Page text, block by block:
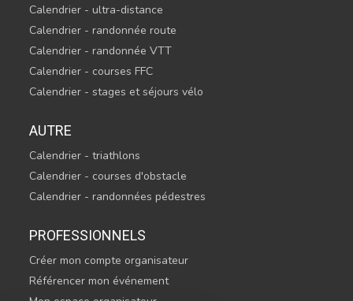
Calendrier - ultra-distance
Calendrier - randonnée route
Calendrier - randonnée VTT
Calendrier - courses FFC
Calendrier - stages et séjours vélo
AUTRE
Calendrier - triathlons
Calendrier - courses d'obstacle
Calendrier - randonnées pédestres
PROFESSIONNELS
Créer mon compte organisateur
Référencer mon événement